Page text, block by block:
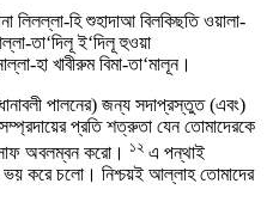
লিলল্লা-হি শুহাদাআ বিলকিছতি ওয়ালা-
তা‘দিলূ ই‘দিলূ হুওয়া
হা খাবীরুম বিমা-তা‘মালূন।
পালনের) জন্য সদাপ্রস্তুত (এবং)
প্রতি শত্রুতা যেন তোমাদেরকে
অবলম্বন করো। ১২ এ পন্থাই
ভয় করে চলো। নিশ্চয়ই আল্লাহ তোমাদের